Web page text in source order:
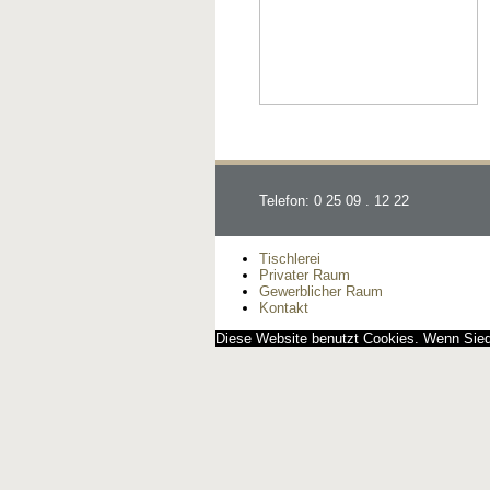
Telefon: 0 25 09 . 12 22
Tischlerei
Privater Raum
Gewerblicher Raum
Kontakt
Diese Website benutzt Cookies. Wenn